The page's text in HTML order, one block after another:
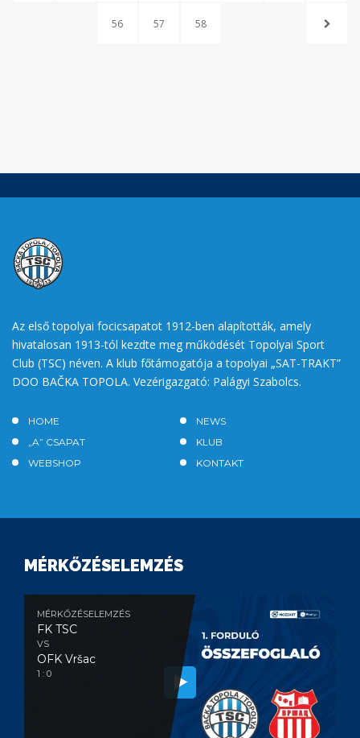
56 57 58
Az első topolyai focicsapatot 1912-ben alapították, amely
hivatalosan 1913-tól kezdte meg működését Topolyai Sport
Club (TSC) néven. A klub főtámogatója a topolyai „SAT-TRAKT”
DOO BAČKA TOPOLA. Vezérigazgató: Palágyi Szabolcs.
HOME
NEWS
„A” CSAPAT
KLUB
WEBSHOP
KONTAKT
MÉRKŐZÉSELEMZÉS
MÉRKŐZÉSELEMZÉS
FK TSC
VS
OFK Vršac
1 : 0